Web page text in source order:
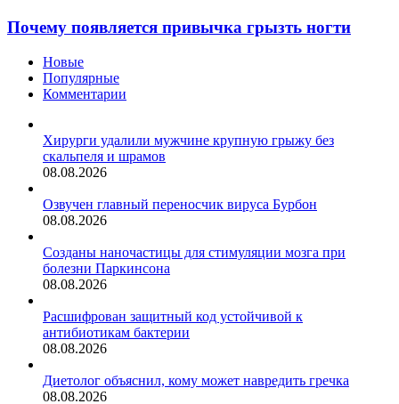
едой
привычка
грызть
Почему появляется привычка грызть ногти
Новые
Популярные
Комментарии
Хирурги удалили мужчине крупную грыжу без
скальпеля и шрамов
08.08.2026
Озвучен главный переносчик вируса Бурбон
08.08.2026
Созданы наночастицы для стимуляции мозга при
болезни Паркинсона
08.08.2026
Расшифрован защитный код устойчивой к
антибиотикам бактерии
08.08.2026
Диетолог объяснил, кому может навредить гречка
08.08.2026